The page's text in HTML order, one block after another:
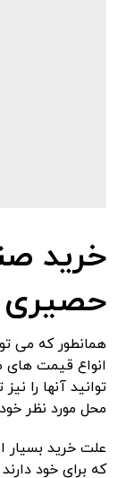
خرید
حصیری
همانطور که می
انواع قیمت های
توانید آنها را
محل مورد نظر
علت خرید
که برای خود